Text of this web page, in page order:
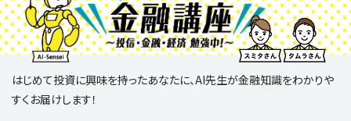
はじめて投資に興味を持ったあなたに、AI先生が金融知識をわかりや
すくお届けします！